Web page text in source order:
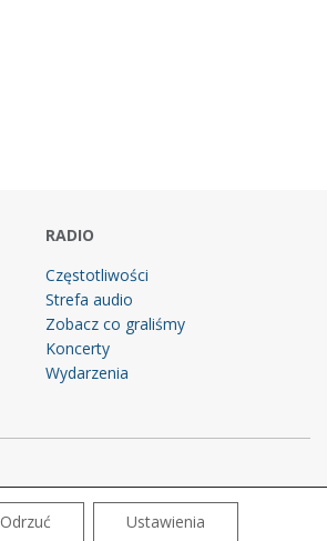
RADIO
Częstotliwości
Strefa audio
Zobacz co graliśmy
Koncerty
Wydarzenia
Odrzuć Ustawienia